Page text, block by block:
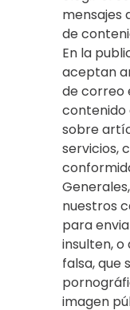
mensajes
de
En la
aceptan
de correo
contenido
sobre
servicios,
nuestros
para
insulten,
falsa, que
imagen